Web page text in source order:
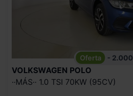
- 2.000
VOLKSWAGEN POLO
··MÁS·· 1.0 TSI 70KW (95CV)